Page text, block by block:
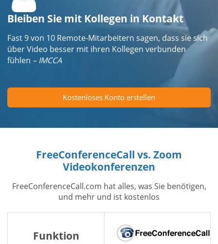
Bleiben Sie mit Kollegen in Kontakt
Fast 9 von 10 Remote-Mitarbeitern sagen, dass sie sich
über Video besser mit ihren Kollegen verbunden
fühlen – IMCCA
Kostenloses Konto erstellen
FreeConferenceCall vs. Zoom
Videokonferenzen
FreeConferenceCall.com hat alles, was Sie benötigen,
und mehr und ist kostenlos
Funktion